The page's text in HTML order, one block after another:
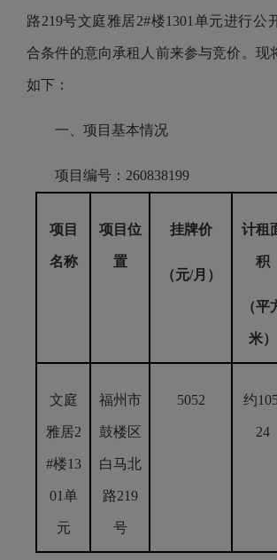
路219号文庭雅居2#楼1301单元进行公
合条件的意向承租人前来参与竞价。现
如下：
一、项目基本情况
项目编号：260838199
项目
名称
项目位
置
挂牌价
（元/月）
计租
积
（平
米）
文庭
雅居2
#楼13
01单
元
福州市
鼓楼区
白马北
路219
号
5052 约
24